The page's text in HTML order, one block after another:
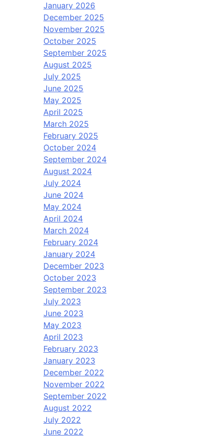
January 2026
December 2025
November 2025
October 2025
September 2025
August 2025
July 2025
June 2025
May 2025
April 2025
March 2025
February 2025
October 2024
September 2024
August 2024
July 2024
June 2024
May 2024
April 2024
March 2024
February 2024
January 2024
December 2023
October 2023
September 2023
July 2023
June 2023
May 2023
April 2023
February 2023
January 2023
December 2022
November 2022
September 2022
August 2022
July 2022
June 2022